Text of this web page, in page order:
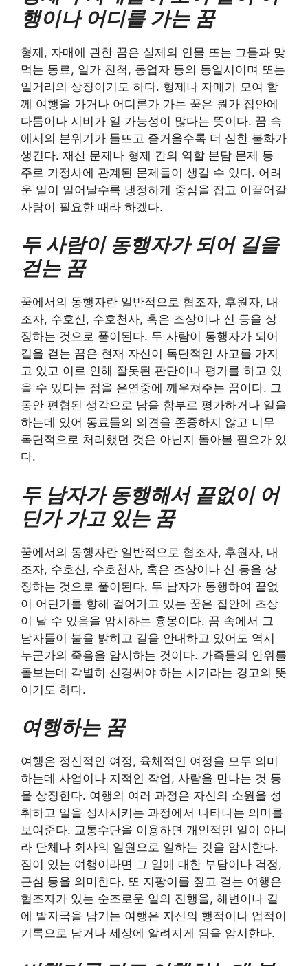
행이나 어디를 가는 꿈
형제, 자매에 관한 꿈은 실제의 인물 또는 그들과 맞
먹는 동료, 일가 친척, 동업자 등의 동일시이며 또는
일거리의 상징이기도 하다. 형제나 자매가 모여 함
께 여행을 가거나 어디론가 가는 꿈은 뭔가 집안에
다툼이나 시비가 일 가능성이 많다는 뜻이다. 꿈 속
에서의 분위기가 들뜨고 즐거울수록 더 심한 불화가
생긴다. 재산 문제나 형제 간의 역할 분담 문제 등
주로 가정사에 관계된 문제들이 생길 수 있다. 어려
운 일이 일어날수록 냉정하게 중심을 잡고 이끌어갈
사람이 필요한 때라 하겠다.
두 사람이 동행자가 되어 길을
걷는 꿈
꿈에서의 동행자란 일반적으로 협조자, 후원자, 내
조자, 수호신, 수호천사, 혹은 조상이나 신 등을 상
징하는 것으로 풀이된다. 두 사람이 동행자가 되어
길을 걷는 꿈은 현재 자신이 독단적인 사고를 가지
고 있고 이로 인해 잘못된 판단이나 평가를 하고 있
을 수 있다는 점을 은연중에 깨우쳐주는 꿈이다. 그
동안 편협된 생각으로 남을 함부로 평가하거나 일을
하는데 있어 동료들의 의견을 존중하지 않고 너무
독단적으로 처리했던 것은 아닌지 돌아볼 필요가 있
다.
두 남자가 동행해서 끝없이 어
딘가 가고 있는 꿈
꿈에서의 동행자란 일반적으로 협조자, 후원자, 내
조자, 수호신, 수호천사, 혹은 조상이나 신 등을 상
징하는 것으로 풀이된다. 두 남자가 동행하여 끝없
이 어딘가를 향해 걸어가고 있는 꿈은 집안에 초상
이 날 수 있음을 암시하는 흉몽이다. 꿈 속에서 그
남자들이 불을 밝히고 길을 안내하고 있어도 역시
누군가의 죽음을 암시하는 것이다. 가족들의 안위를
돌보는데 각별히 신경써야 하는 시기라는 경고의 뜻
이기도 하다.
여행하는 꿈
여행은 정신적인 여정, 육체적인 여정을 모두 의미
하는데 사업이나 지적인 작업, 사람을 만나는 것 등
을 상징한다. 여행의 여러 과정은 자신의 소원을 성
취하고 일을 성사시키는 과정에서 나타나는 의미를
보여준다. 교통수단을 이용하면 개인적인 일이 아니
라 단체나 회사의 일원으로 일하는 것을 암시한다.
짐이 있는 여행이라면 그 일에 대한 부담이나 걱정,
근심 등을 의미한다. 또 지팡이를 짚고 걷는 여행은
협조자가 있는 순조로운 일의 진행을, 해변이나 길
에 발자국을 남기는 여행은 자신의 행적이나 업적이
기록으로 남거나 세상에 알려지게 됨을 암시한다.